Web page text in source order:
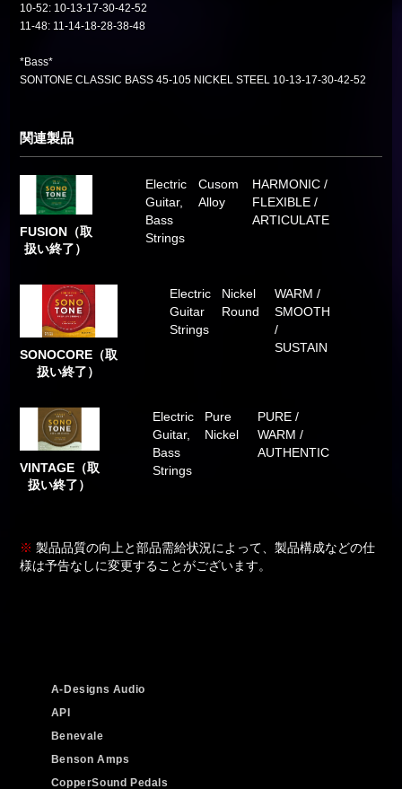
10-52: 10-13-17-30-42-52
11-48: 11-14-18-28-38-48
*Bass*
SONTONE CLASSIC BASS 45-105 NICKEL STEEL 10-13-17-30-42-52
関連製品
FUSION（取
扱い終了）
Electric
Guitar,
Bass
Strings
Cusom
Alloy
HARMONIC /
FLEXIBLE /
ARTICULATE
SONOCORE（取
扱い終了）
Electric
Guitar
Strings
Nickel
Round
WARM /
SMOOTH
/
SUSTAIN
VINTAGE（取
扱い終了）
Electric
Guitar,
Bass
Strings
Pure
Nickel
PURE /
WARM /
AUTHENTIC
※ 製品品質の向上と部品需給状況によって、製品構成などの仕
様は予告なしに変更することがございます。
A-Designs Audio
API
Benevale
Benson Amps
CopperSound Pedals